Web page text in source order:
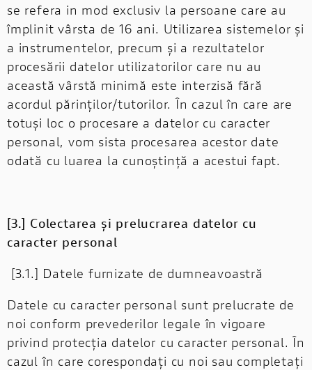
se refera in mod exclusiv la persoane care au
împlinit vârsta de 16 ani. Utilizarea sistemelor și
a instrumentelor, precum și a rezultatelor
procesării datelor utilizatorilor care nu au
această vârstă minimă este interzisă fără
acordul părinților/tutorilor. În cazul în care are
totuși loc o procesare a datelor cu caracter
personal, vom sista procesarea acestor date
odată cu luarea la cunoștință a acestui fapt.
[3.] Colectarea și prelucrarea datelor cu
caracter personal
[3.1.] Datele furnizate de dumneavoastră
Datele cu caracter personal sunt prelucrate de
noi conform prevederilor legale în vigoare
privind protecția datelor cu caracter personal. În
cazul în care corespondați cu noi sau completați